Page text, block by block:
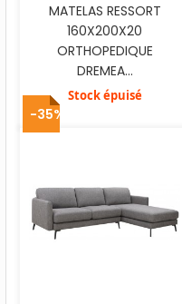
MATELAS RESSORT
160X200X20
ORTHOPEDIQUE
DREMEA...
Stock épuisé
-35%